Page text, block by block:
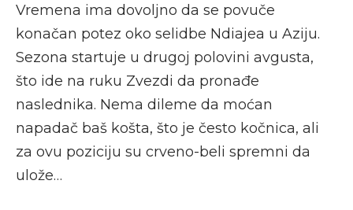
Vremena ima dovoljno da se povuče
konačan potez oko selidbe Ndiajea u Aziju.
Sezona startuje u drugoj polovini avgusta,
što ide na ruku Zvezdi da pronađe
naslednika. Nema dileme da moćan
napadač baš košta, što je često kočnica, ali
za ovu poziciju su crveno-beli spremni da
ulože…